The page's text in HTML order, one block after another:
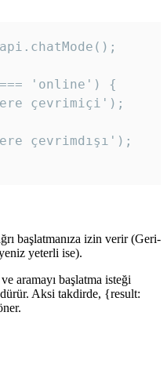
'online') {
çevrimiçi');
çevrimdışı');
başlatmanıza izin verir (Geri-
yeterli ise).
aramayı başlatma isteği
Aksi takdirde, {result: